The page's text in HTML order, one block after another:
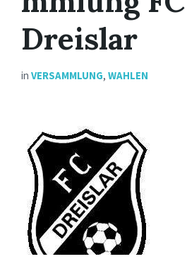
Dreislar
in VERSAMMLUNG, WAHLEN